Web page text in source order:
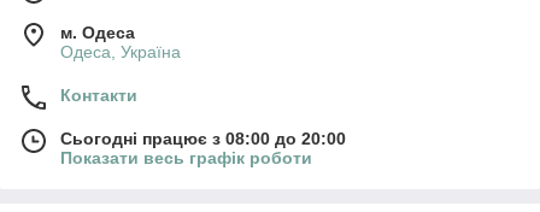
м. Одеса
Одеса, Україна
Контакти
Сьогодні працює з 08:00 до 20:00
Показати весь графік роботи